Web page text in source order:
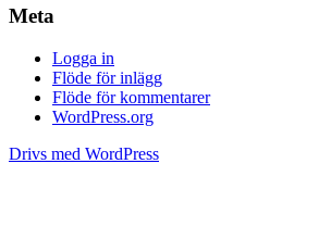
Meta
Logga in
Flöde för inlägg
Flöde för kommentarer
WordPress.org
Drivs med WordPress